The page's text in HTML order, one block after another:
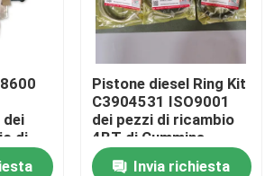
Perkins
motore del deutz
di
Pistone diesel Ring Kit
C3904531 ISO9001
dei pezzi di ricambio
4BT di Cummins
Engine
Invia richiesta